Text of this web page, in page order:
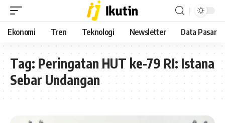
Ekonomi Tren Teknologi Newsletter Data Pasar
Tag: Peringatan HUT ke-79 RI: Istana
Sebar Undangan